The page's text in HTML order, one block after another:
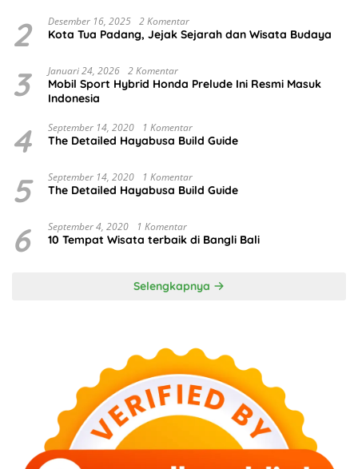
2 Desember 16, 2025 2 Komentar
Kota Tua Padang, Jejak Sejarah dan Wisata Budaya
3 Januari 24, 2026 2 Komentar
Mobil Sport Hybrid Honda Prelude Ini Resmi Masuk
Indonesia
4 September 14, 2020 1 Komentar
The Detailed Hayabusa Build Guide
5 September 14, 2020 1 Komentar
The Detailed Hayabusa Build Guide
6 September 4, 2020 1 Komentar
10 Tempat Wisata terbaik di Bangli Bali
Selengkapnya